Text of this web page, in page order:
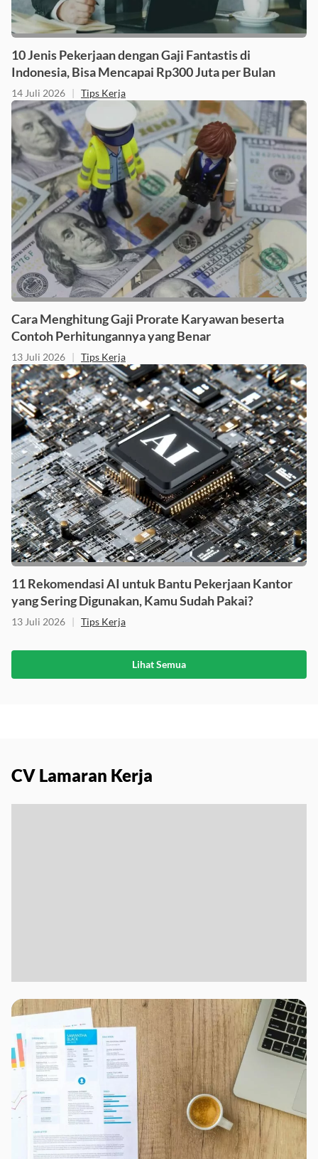
10 Jenis Pekerjaan dengan Gaji Fantastis di
Indonesia, Bisa Mencapai Rp300 Juta per Bulan
14 Juli 2026 | Tips Kerja
Cara Menghitung Gaji Prorate Karyawan beserta
Contoh Perhitungannya yang Benar
13 Juli 2026 | Tips Kerja
11 Rekomendasi AI untuk Bantu Pekerjaan Kantor
yang Sering Digunakan, Kamu Sudah Pakai?
13 Juli 2026 | Tips Kerja
Lihat Semua
CV Lamaran Kerja